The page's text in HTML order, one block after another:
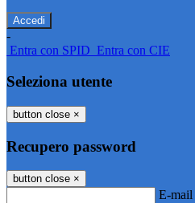
-
Entra con SPID Entra con CIE
Seleziona utente
button close ×
Recupero password
button close ×
E-mail